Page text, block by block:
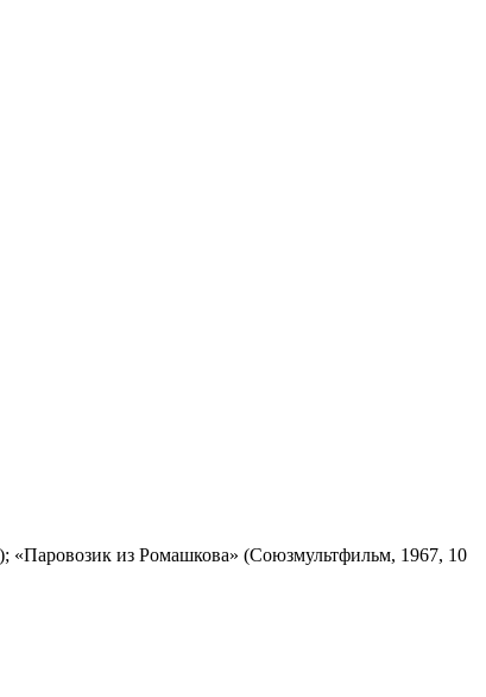
из Ромашкова» (Союзмультфильм, 1967, 10